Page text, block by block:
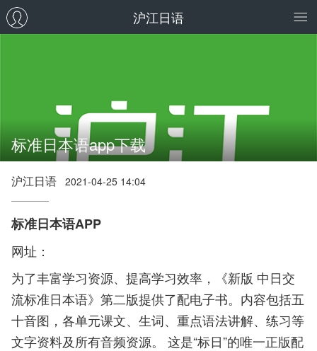
沪江日语
标准日本语app下载
沪江日语 2021-04-25 14:04
标准日本语APP
网址：
为了丰富学习资源、提高学习效率，《新版 中日交
流标准日本语》第二版提供了配电子书。内容包括五
十音图，各单元课文、生词、重点语法讲解、练习等
文字资料及所有音频资源。 这是“标日”的唯一正版配